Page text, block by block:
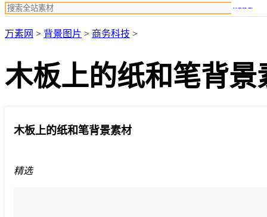
万素网 > 背景图片 > 商务科技 >
木板上的纸和笔背景
木板上的纸和笔背景素材
精选